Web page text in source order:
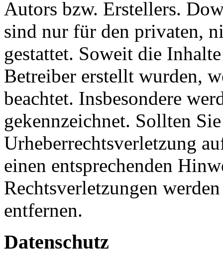
Autors bzw. Erstellers.
sind nur für den privaten,
gestattet. Soweit die
Betreiber erstellt wurden,
beachtet. Insbesondere
gekennzeichnet. Sollten
Urheberrechtsverletzung
einen entsprechenden
Rechtsverletzungen
entfernen.
Datenschutz